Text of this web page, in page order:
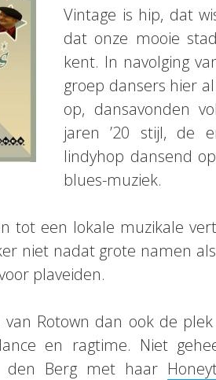
Vintage is hip, dat
dat onze mooie
kent. In navolging
groep dansers hier
op, dansavonden
jaren ’20 stijl, de
lindyhop dansend
blues-muziek.
tot een lokale muzikale
niet nadat grote namen
plaveiden.
Rotown dan ook de
en ragtime. Niet
den Berg met haar